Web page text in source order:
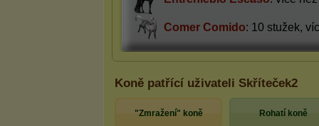
Koně patřící uživateli Skříteček2
"Zmražení" koně Rohatí koně